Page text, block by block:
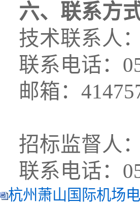
六、联系方
技术联系人：
联系电话：
邮箱：
招标监督人：
联系电话：
杭州萧山国际机场